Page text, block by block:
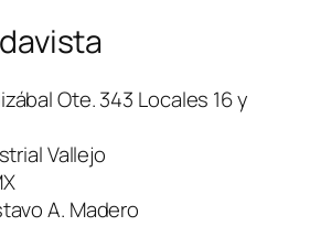
Ote. 343 Locales 16 y
Vallejo
A. Madero